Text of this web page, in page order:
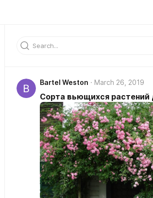
Bartel Weston March 26, 2019
Сорта вьющихся растений